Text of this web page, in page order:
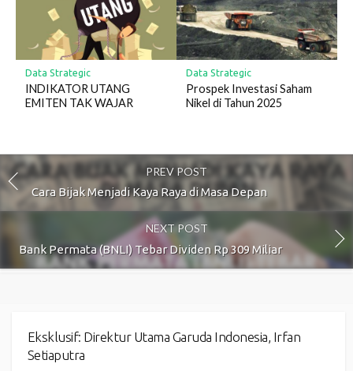
Data Strategic
INDIKATOR UTANG
EMITEN TAK WAJAR
Data Strategic
Prospek Investasi Saham
Nikel di Tahun 2025
PREV POST
Cara Bijak Menjadi Kaya Raya di Masa Depan
NEXT POST
Bank Permata (BNLI) Tebar Dividen Rp 309 Miliar
Eksklusif: Direktur Utama Garuda Indonesia, Irfan
Setiaputra